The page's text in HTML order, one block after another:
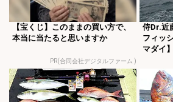
【宝くじ】このままの買い方で、
本当に当たると思いますか
PR(合同会社デジタルファーム )
侍Dr.近
フィッ
マダイ】